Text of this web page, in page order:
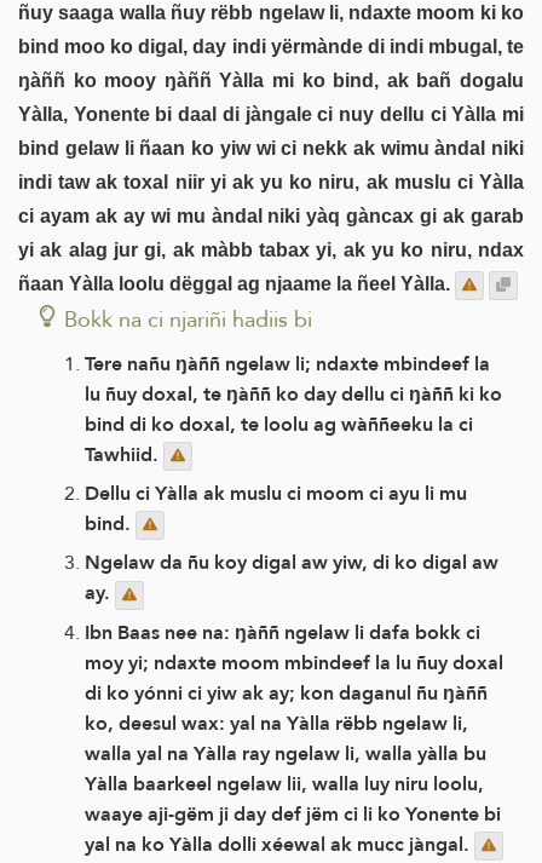
ñuy saaga walla ñuy rëbb ngelaw li, ndaxte moom ki ko
bind moo ko digal, day indi yërmànde di indi mbugal, te
ŋàññ ko mooy ŋàññ Yàlla mi ko bind, ak bañ dogalu
Yàlla, Yonente bi daal di jàngale ci nuy dellu ci Yàlla mi
bind gelaw li ñaan ko yiw wi ci nekk ak wimu àndal niki
indi taw ak toxal niir yi ak yu ko niru, ak muslu ci Yàlla
ci ayam ak ay wi mu àndal niki yàq gàncax gi ak garab
yi ak alag jur gi, ak màbb tabax yi, ak yu ko niru, ndax
ñaan Yàlla loolu dëggal ag njaame la ñeel Yàlla.
Bokk na ci njariñi hadiis bi
Tere nañu ŋàññ ngelaw li; ndaxte mbindeef la
lu ñuy doxal, te ŋàññ ko day dellu ci ŋàññ ki ko
bind di ko doxal, te loolu ag wàññeeku la ci
Tawhiid.
Dellu ci Yàlla ak muslu ci moom ci ayu li mu
bind.
Ngelaw da ñu koy digal aw yiw, di ko digal aw
ay.
Ibn Baas nee na: ŋàññ ngelaw li dafa bokk ci
moy yi; ndaxte moom mbindeef la lu ñuy doxal
di ko yónni ci yiw ak ay; kon daganul ñu ŋàññ
ko, deesul wax: yal na Yàlla rëbb ngelaw li,
walla yal na Yàlla ray ngelaw li, walla yàlla bu
Yàlla baarkeel ngelaw lii, walla luy niru loolu,
waaye aji-gëm ji day def jëm ci li ko Yonente bi
yal na ko Yàlla dolli xéewal ak mucc jàngal.